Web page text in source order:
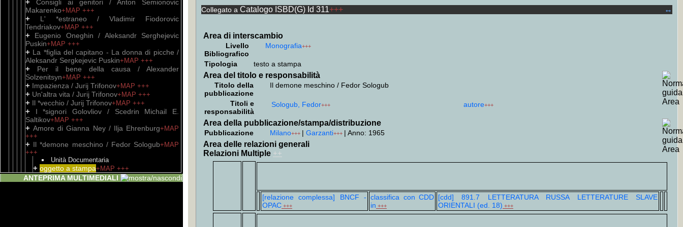
+ Consigli ai genitori / Anton Semionovic
Makarenko+MAP +++
+ L' *estraneo / Vladimir Fiodorovic
Tendriakov+MAP +++
+ Eugenio Oneghin / Aleksandr Serghejevic
Puskin+MAP +++
+ La *figlia del capitano - La donna di picche /
Aleksandr Sergkejevic Puskin+MAP +++
+ Per il bene della causa / Alexander
Solzenitsyn+MAP +++
+ Impazienza / Jurij Trifonov+MAP +++
+ Un'altra vita / Jurij Trifonov+MAP +++
+ Il *vecchio / Jurij Trifonov+MAP +++
+
I *signori Golovliov / Scedrin Michail E.
Saltikov+MAP +++
+Amore di Gianna Ney / Ilja Ehrenburg+MAP
+++
+ Il *demone meschino / Fedor Sologub+MAP
+++
Unità Documentaria
+ oggetto a stampa+MAP +++
+Storia di una città / Michail E. Saltykov
ANTEPRIMA MULTIMEDIALI
Collegato a Catalogo ISBD(G) Id 311+++ ↔
Area di interscambio
Livello
Bibliografico
Monografia+++
Tipologia testo a stampa
Area del titolo e responsabilità
Titolo della
pubblicazione
Il demone meschino / Fedor Sologub
Titoli e
responsabilità
Sologub, Fedor+++ autore+++
Area della pubblicazione/stampa/distribuzione
Pubblicazione Milano+++ | Garzanti+++ | Anno: 1965
Area delle relazioni generali
Relazioni Multiple ++
[relazione complessa] BNCF -
OPAC +++
classifica con CDD
in +++
[cdd] 891.7 LETTERATURA RUSSA LETTERATURE SLAVE
ORIENTALI (ed. 18) +++